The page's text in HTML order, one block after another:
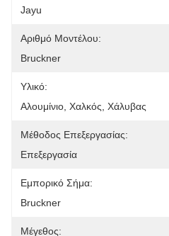
Jayu
Αριθμό Μοντέλου:
Bruckner
Υλικό:
Αλουμίνιο, Χαλκός, Χάλυβας
Μέθοδος Επεξεργασίας:
Επεξεργασία
Εμπορικό Σήμα:
Bruckner
Μέγεθος: